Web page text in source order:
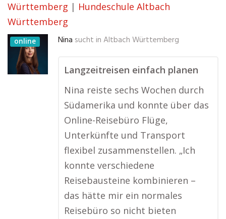
Württemberg | Hundeschule Altbach
Württemberg
online Nina sucht in Altbach Württemberg
Langzeitreisen einfach planen
Nina reiste sechs Wochen durch
Südamerika und konnte über das
Online-Reisebüro Flüge,
Unterkünfte und Transport
flexibel zusammenstellen. „Ich
konnte verschiedene
Reisebausteine kombinieren –
das hätte mir ein normales
Reisebüro so nicht bieten